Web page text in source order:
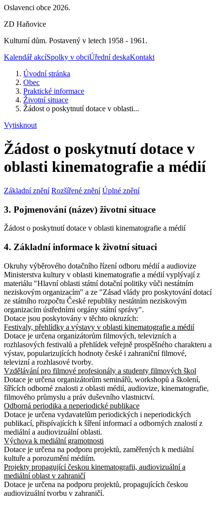
Oslavenci obce 2026.
ZD Haňovice
Kulturní dům. Postavený v letech 1958 - 1961.
Kalendář akcíSpolky v obciÚřední deskaKontakt
Úvodní stránka
Obec
Praktické informace
Životní situace
Žádost o poskytnutí dotace v oblasti...
Vytisknout
Žádost o poskytnutí dotace v
oblasti kinematografie a médií
Základní znění Rozšířené znění Úplné znění
3. Pojmenování (název) životní situace
Žádost o poskytnutí dotace v oblasti kinematografie a médií
4. Základní informace k životní situaci
Okruhy výběrového dotačního řízení odboru médií a audiovize
Ministerstva kultury v oblasti kinematografie a médií vyplývají z
materiálu "Hlavní oblasti státní dotační politiky vůči nestátním
neziskovým organizacím" a ze "Zásad vlády pro poskytování dotací
ze státního rozpočtu České republiky nestátním neziskovým
organizacím ústředními orgány státní správy".
Dotace jsou poskytovány v těchto okruzích:
Festivaly, přehlídky a výstavy v oblasti kinematografie a médií
Dotace je určena organizátorům filmových, televizních a
rozhlasových festivalů a přehlídek veřejně prospěšného charakteru a
výstav, popularizujících hodnoty české i zahraniční filmové,
televizní a rozhlasové tvorby.
Vzdělávání pro filmové profesionály a studenty filmových škol
Dotace je určena organizátorům seminářů, workshopů a školení,
šířících odborné znalosti z oblasti médií, audiovize, kinematografie,
filmového průmyslu a práv duševního vlastnictví.
Odborná periodika a neperiodické publikace
Dotace je určena vydavatelům periodických i neperiodických
publikací, přispívajících k šíření informací a odborných znalostí z
mediální a audiovizuální oblasti.
Výchova k mediální gramotnosti
Dotace je určena na podporu projektů, zaměřených k mediální
kultuře a porozumění médiím.
Projekty propagující českou kinematografii, audiovizuální a
mediální oblast v zahraničí
Dotace je určena na podporu projektů, propagujících českou
audiovizuální tvorbu v zahraničí.